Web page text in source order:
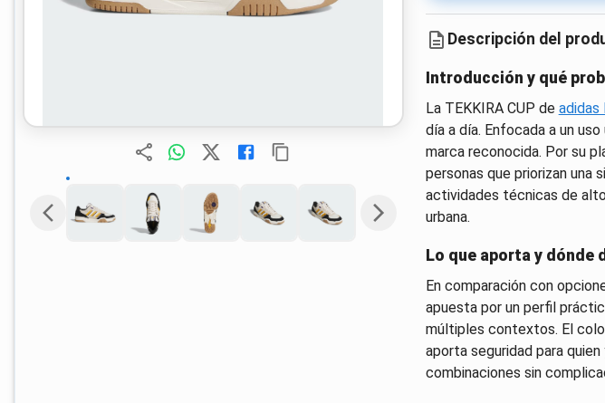
Descripción del
Introducción y qué
La TEKKIRA CUP de adidas
día a día. Enfocada a un
marca reconocida. Por su
personas que priorizan una
actividades técnicas de
urbana.
Lo que aporta y dónde
En comparación con
apuesta por un perfil
múltiples contextos. El
aporta seguridad para
combinaciones sin